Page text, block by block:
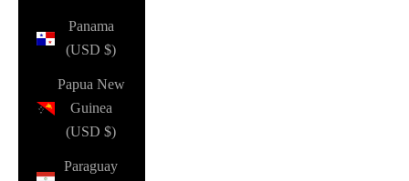
Panama
(USD $)
Papua New
Guinea
(USD $)
Paraguay